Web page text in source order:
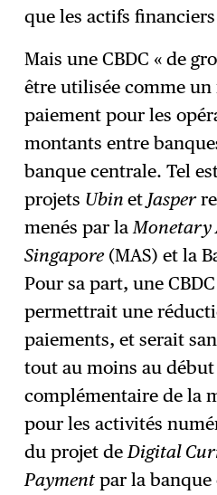
que les actifs
Mais une CBDC « de
être utilisée comme un
paiement pour les
montants entre
banque centrale. Tel
projets Ubinet Jasper
menés par la
Singapore(MAS) et la
Pour sa part, une
permettrait une
paiements, et serait
tout au moins au début
complémentaire de la
pour les activités
du projet de Digital
Payment par la banque